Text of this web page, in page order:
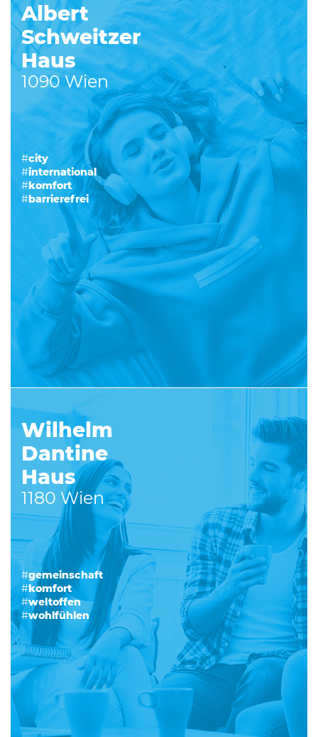
Albert
Schweitzer
Haus
1090 Wien
#city
#international
#komfort
#barrierefrei
Wilhelm
Dantine
Haus
1180 Wien
#gemeinschaft
#komfort
#weltoffen
#wohlfühlen